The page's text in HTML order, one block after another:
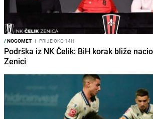
/NOGOMET I PRIJE OKO 14H
Podrška iz NK Čelik: BiH korak bliže
Zenici